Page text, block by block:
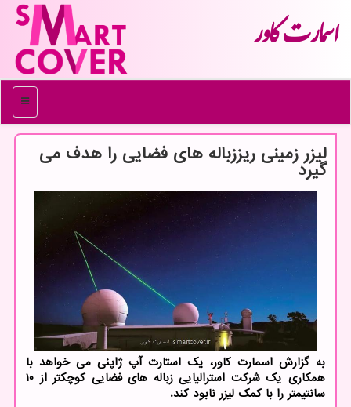
اسمارت كاور
منو
لیزر زمینی ریززباله های فضایی را هدف می
گیرد
به گزارش اسمارت کاور، یک استارت آپ ژاپنی می خواهد با
همکاری یک شرکت استرالیایی زباله های فضایی کوچکتر از ۱۰
سانتیمتر را با کمک لیزر نابود کند.